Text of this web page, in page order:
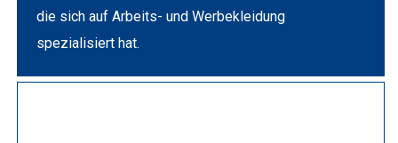
die sich auf Arbeits- und Werbekleidung
spezialisiert hat.